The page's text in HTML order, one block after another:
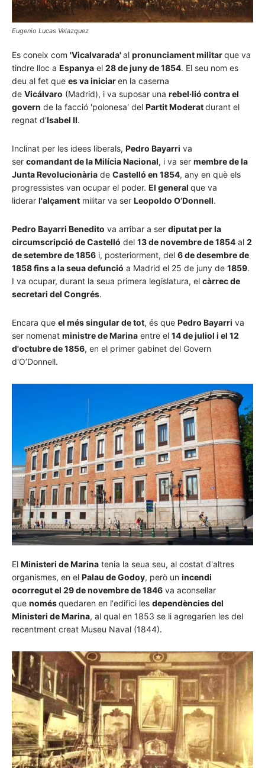
Eugenio Lucas Velazquez
Es coneix com 'Vicalvarada'al pronunciament militarque va
tindre lloc a Espanya el 28 de juny de 1854. El seu nom es
deu al fet que es va iniciaren la caserna
de Vicálvaro (Madrid), i va suposar una rebel·lió contra el
govern de la facció 'polonesa' del Partit Moderatdurant el
regnat d'Isabel II.
Inclinat per les idees liberals, Pedro Bayarri va
ser comandant de la Milícia Nacional, i va ser membre de la
Junta Revolucionària de Castelló en 1854, any en què els
progressistes van ocupar el poder. El general que va
liderar l'alçament militar va ser Leopoldo O’Donnell.
Pedro Bayarri Benedito va arribar a ser diputat per la
circumscripció de Castelló del 13 de novembre de 1854 al 2
de setembre de 1856 i, posteriorment, del 6 de desembre de
1858 fins a la seua defunció a Madrid el 25 de juny de 1859.
I va ocupar, durant la seua primera legislatura, el càrrec de
secretari del Congrés.
Encara que el més singular de tot, és que Pedro Bayarri va
ser nomenat ministre de Marina entre el 14 de juliol i el 12
d'octubre de 1856, en el primer gabinet del Govern
d'O’Donnell.
El Ministeri de Marina tenia la seua seu, al costat d'altres
organismes, en el Palau de Godoy, però un incendi
ocorregut el 29 de novembre de 1846 va aconsellar
que nomésquedaren en l'edifici les dependències del
Ministeri de Marina, al qual en 1853 se li agregarien les del
recentment creat Museu Naval (1844).